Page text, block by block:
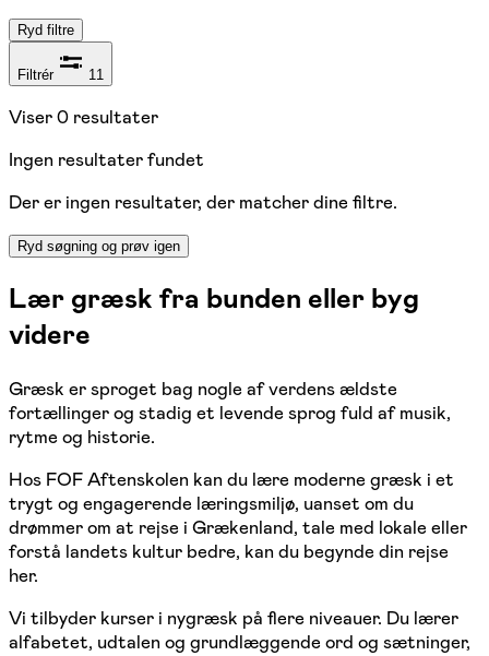
Ryd filtre
Filtrér 11
Viser0 resultater
Ingen resultater fundet
Der er ingen resultater, der matcher dine filtre.
Ryd søgning og prøv igen
Lær græsk fra bunden eller byg
videre
Græsk er sproget bag nogle af verdens ældste
fortællinger og stadig et levende sprog fuld af musik,
rytme og historie.
Hos FOF Aftenskolen kan du lære moderne græsk i et
trygt og engagerende læringsmiljø, uanset om du
drømmer om at rejse i Grækenland, tale med lokale eller
forstå landets kultur bedre, kan du begynde din rejse
her.
Vi tilbyder kurser i nygræsk på flere niveauer. Du lærer
alfabetet, udtalen og grundlæggende ord og sætninger,